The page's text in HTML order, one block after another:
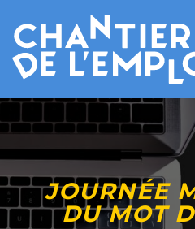
JOURNÉE
DU MOT